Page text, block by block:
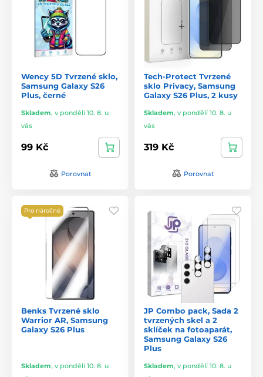
Wency 5D Tvrzené sklo,
Samsung Galaxy S26
Plus, černé
Skladem, v pondělí 10. 8. u
vás
99 Kč
Porovnat
Tech-Protect Tvrzené
sklo Privacy, Samsung
Galaxy S26 Plus, 2 kusy
Skladem, v pondělí 10. 8. u
vás
319 Kč
Porovnat
Pro náročné
Benks Tvrzené sklo
Warrior AR, Samsung
Galaxy S26 Plus
Skladem, v pondělí 10. 8. u
JP Combo pack, Sada 2
tvrzených skel a 2
sklíček na fotoaparát,
Samsung Galaxy S26
Plus
Skladem, v pondělí 10. 8. u